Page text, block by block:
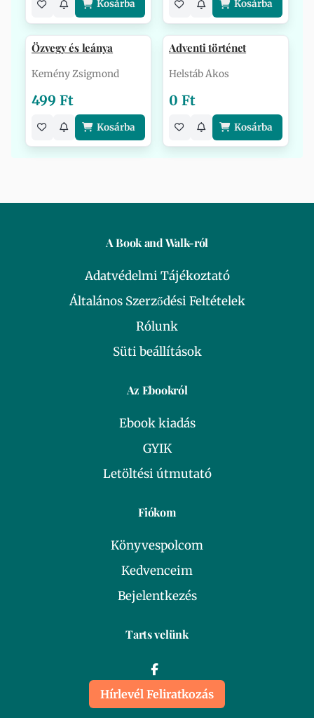
Kosárba Kosárba
Özvegy és leánya
Kemény Zsigmond
499 Ft
Kosárba
Adventi történet
Helstáb Ákos
0 Ft
Kosárba
A Book and Walk-ról
Adatvédelmi Tájékoztató
Általános Szerződési Feltételek
Rólunk
Süti beállítások
Az Ebookról
Ebook kiadás
GYIK
Letöltési útmutató
Fiókom
Könyvespolcom
Kedvenceim
Bejelentkezés
Tarts velünk
Hírlevél Feliratkozás